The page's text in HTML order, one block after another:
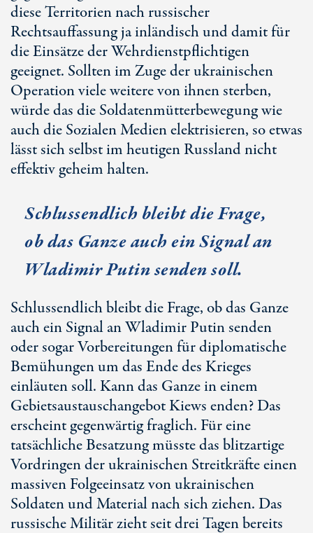
diese Territorien nach russischer
Rechtsauffassung ja inländisch und damit für
die Einsätze der Wehrdienstpflichtigen
geeignet. Sollten im Zuge der ukrainischen
Operation viele weitere von ihnen sterben,
würde das die Soldatenmütterbewegung wie
auch die Sozialen Medien elektrisieren, so etwas
lässt sich selbst im heutigen Russland nicht
effektiv geheim halten.
Schlussendlich bleibt die Frage,
ob das Ganze auch ein Signal an
Wladimir Putin senden soll.
Schlussendlich bleibt die Frage, ob das Ganze
auch ein Signal an Wladimir Putin senden
oder sogar Vorbereitungen für diplomatische
Bemühungen um das Ende des Krieges
einläuten soll. Kann das Ganze in einem
Gebietsaustauschangebot Kiews enden? Das
erscheint gegenwärtig fraglich. Für eine
tatsächliche Besatzung müsste das blitzartige
Vordringen der ukrainischen Streitkräfte einen
massiven Folgeeinsatz von ukrainischen
Soldaten und Material nach sich ziehen. Das
russische Militär zieht seit drei Tagen bereits